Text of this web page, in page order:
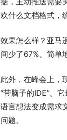
欢什么文档格式，
效果怎么样？亚马
间少了67%。简单
此外，在峰会上，
“带脑子的IDE”。
语言想法变成需求
问题。